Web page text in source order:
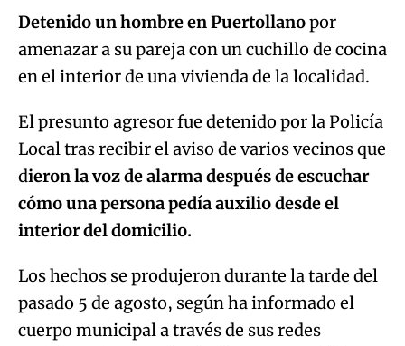
Detenido un hombre en Puertollanopor
amenazar a su pareja con un cuchillo de cocina
en el interior de una vivienda de la localidad.
El presunto agresor fue detenido por la Policía
Local tras recibir el aviso de varios vecinos que
dieron la voz de alarma después de escuchar
cómo una persona pedía auxilio desde el
interior del domicilio.
Los hechos se produjeron durante la tarde del
pasado 5 de agosto, según ha informado el
cuerpo municipal a través de sus redes